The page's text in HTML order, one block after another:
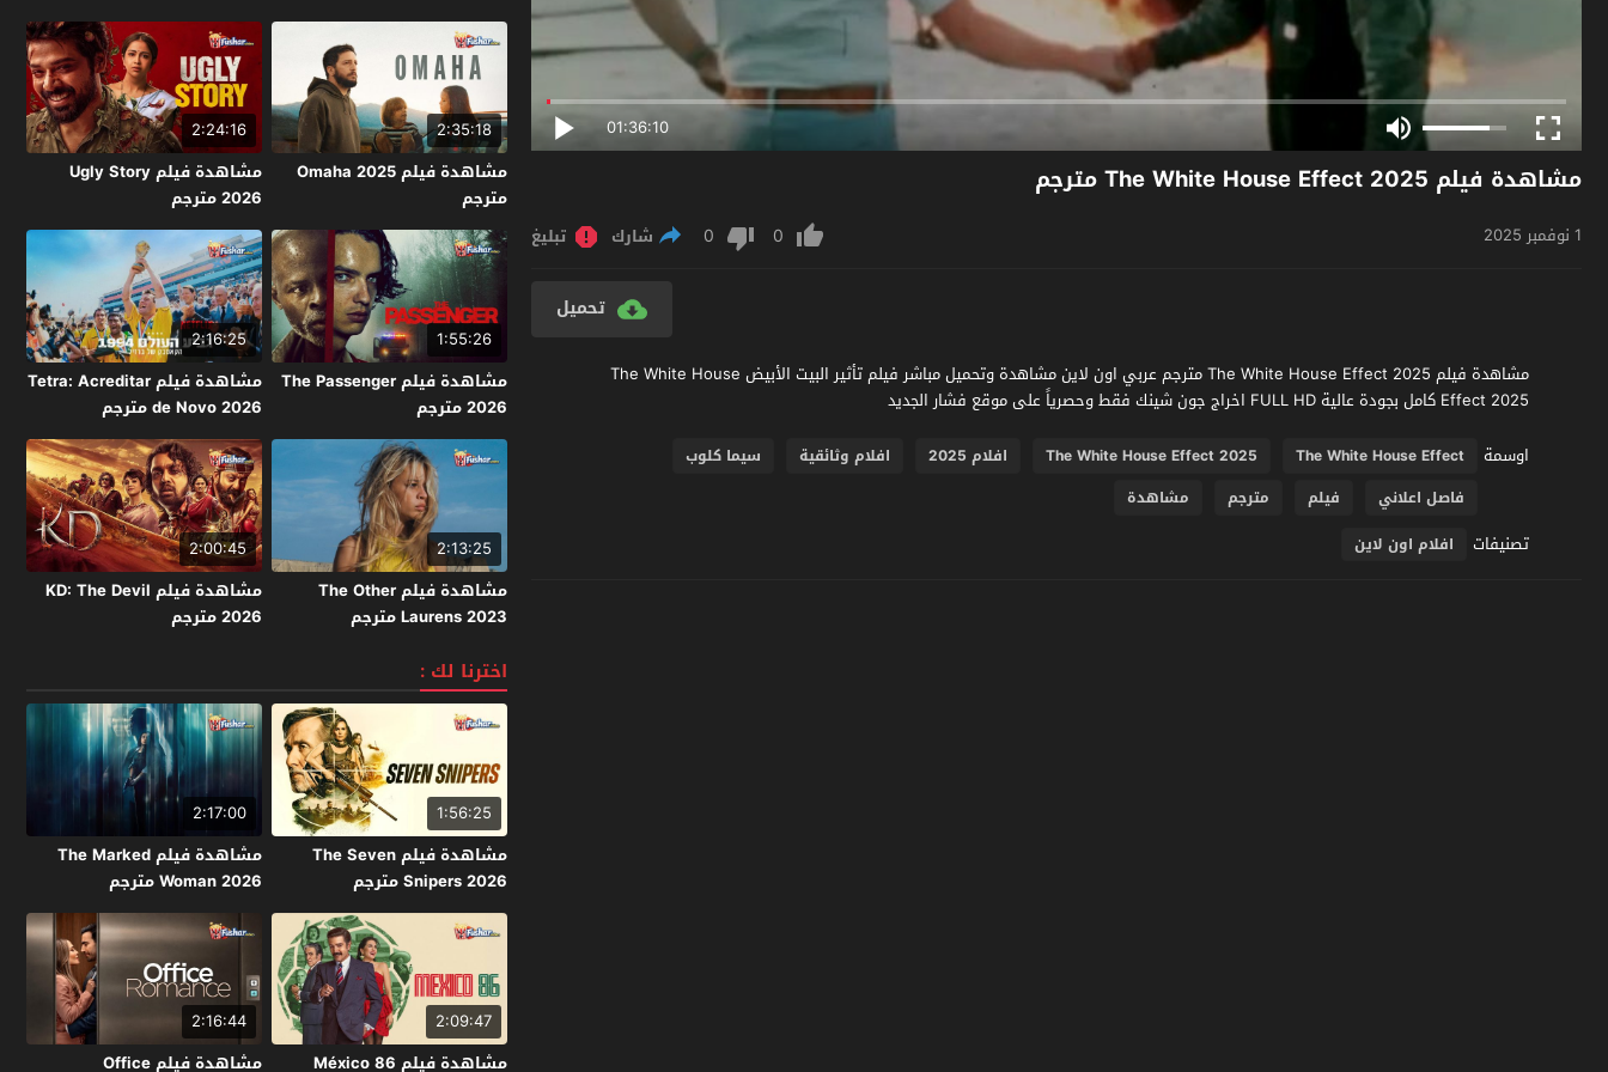
01:36:10
مشاهدة فيلم The White House Effect 2025 مترجم
1 نوفمبر 2025 0
0 شارك تبليغ
تحميل
مشاهدة فيلم The White House Effect 2025 مترجم عربي اون لاين مشاهدة وتحميل مباشر فيلم تأثير البيت الأبيض The White House
Effect 2025 كامل بجودة عالية FULL HD اخراج جون شينك فقط وحصرياً على موقع فشار الجديد
اوسمة
The White House Effect
The White House Effect 2025 افلام 2025 افلام وثائقية
سيما كلوب
فاصل اعلاني
فيلم مترجم مشاهدة
تصنيفات افلام اون لاين
2:35:18
مشاهدة فيلم Omaha 2025
مترجم
2:24:16
مشاهدة فيلم Ugly Story
2026 مترجم
1:55:26
مشاهدة فيلم The Passenger
2026 مترجم
2:16:25
مشاهدة فيلم Tetra: Acreditar
de Novo 2026 مترجم
2:13:25
مشاهدة فيلم The Other
Laurens 2023 مترجم
2:00:45
مشاهدة فيلم KD: The Devil
2026 مترجم
اخترنا لك :
1:56:25
مشاهدة فيلم The Seven
Snipers 2026 مترجم
2:17:00
مشاهدة فيلم The Marked
Woman 2026 مترجم
2:09:47
مشاهدة فيلم México 86
2:16:44
مشاهدة فيلم Office